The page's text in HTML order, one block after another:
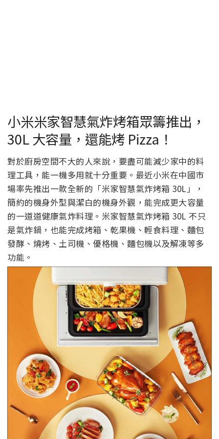
小米米家智慧氣炸烤箱眾籌推出，
30L 大容量，還能烤 Pizza！
對於廚房空間不大的人來說，要盡可能減少家中的料
理工具，能一機多用就十分重要。最近小米在中國市
場率先推出一款全新的「米家智慧氣炸烤箱 30L」，
簡約的機身外型與潔白的機身外觀，能完成更大容量
的一道道健康氣炸料理。米家智慧氣炸烤箱 30L 不只
是氣炸鍋，也能完成烤箱、乾果機、輕食料理、麵包
發酵、燒烤、土司機、優格機、麵包機以及解凍等多
功能。